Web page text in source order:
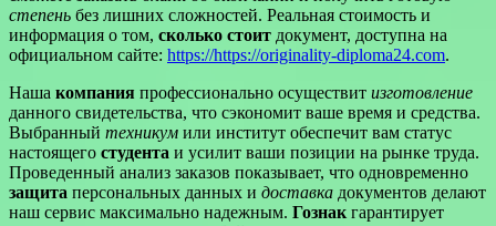
степень без лишних сложностей. Реальная стоимость и
информация о том, сколько стоит документ, доступна на
официальном сайте: https://https://originality-diploma24.com.
Наша компания профессионально осуществит изготовление
данного свидетельства, что сэкономит ваше время и средства.
Выбранный техникум или институт обеспечит вам статус
настоящего студента и усилит ваши позиции на рынке труда.
Проведенный анализ заказов показывает, что одновременно
защита персональных данных и доставка документов делают
наш сервис максимально надежным. Гознак гарантирует